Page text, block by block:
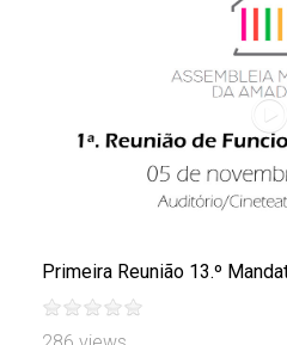
Primeira Reunião 13.º